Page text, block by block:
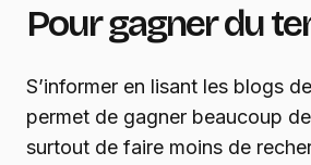
Pour gagner du
S’informer en lisant les blogs
permet de gagner beaucoup
surtout de faire moins de